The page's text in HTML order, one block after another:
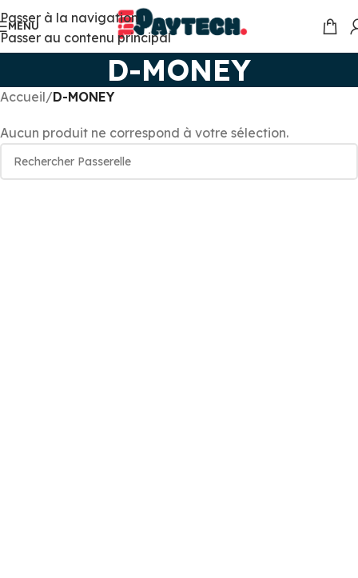
Passer à la navigation
Passer au contenu principal
MENU
D-MONEY
Accueil/D-MONEY
Aucun produit ne correspond à votre sélection.